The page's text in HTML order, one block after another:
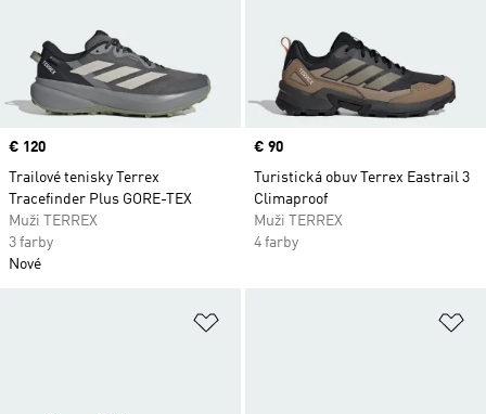
Price
€ 120
Trailové tenisky Terrex
Tracefinder Plus GORE-TEX
Muži TERREX
3 farby
Nové
Price
€ 90
Turistická obuv Terrex Eastrail 3
Climaproof
Muži TERREX
4 farby
Pridať do zoznamu želaných